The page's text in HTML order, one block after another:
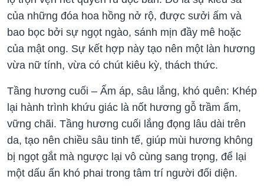
của những đóa hoa hồng nở rộ, được sưởi ấm và
bao bọc bởi sự ngọt ngào, sánh mịn đầy mê hoặc
của mật ong. Sự kết hợp này tạo nên một làn hương
vừa nữ tính, vừa có chút kiêu kỳ, thách thức.
Tầng hương cuối – Ấm áp, sâu lắng, khó quên: Khép
lại hành trình khứu giác là nốt hương gỗ trầm ấm,
vững chãi. Tầng hương cuối lắng đọng lâu dài trên
da, tạo nên chiều sâu tinh tế, giúp mùi hương không
bị ngọt gắt mà ngược lại vô cùng sang trọng, để lại
một dấu ấn khó phai trong tâm trí người đối diện.